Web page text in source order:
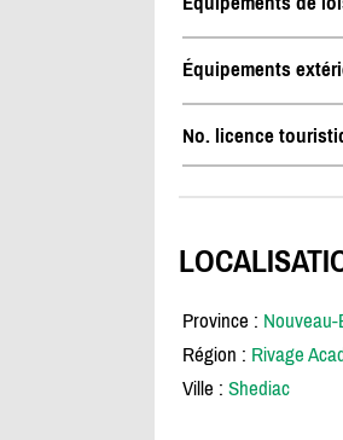
Équipements
No. licence
Province :
Région : Rivage
Ville : Shediac